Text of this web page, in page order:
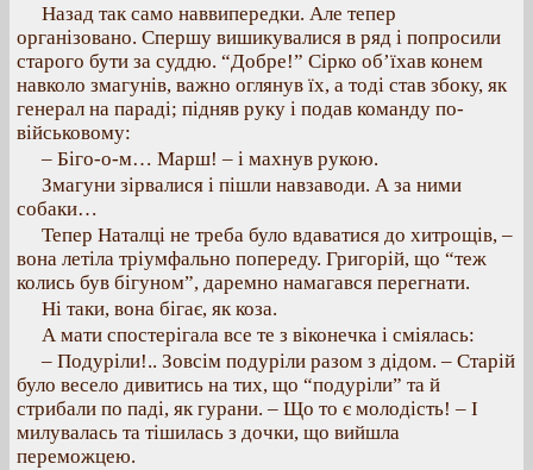
Назад так само наввипередки. Але тепер
організовано. Спершу вишикувалися в ряд і попросили
старого бути за суддю. “Добре!” Сірко об’їхав конем
навколо змагунів, важно оглянув їх, а тоді став збоку, як
генерал на параді; підняв руку і подав команду по-
військовому:
– Біго-о-м… Марш! – і махнув рукою.
Змагуни зірвалися і пішли навзаводи. А за ними
собаки…
Тепер Наталці не треба було вдаватися до хитрощів, –
вона летіла тріумфально попереду. Григорій, що “теж
колись був бігуном”, даремно намагався перегнати.
Ні таки, вона бігає, як коза.
А мати спостерігала все те з віконечка і сміялась:
– Подуріли!.. Зовсім подуріли разом з дідом. – Старій
було весело дивитись на тих, що “подуріли” та й
стрибали по паді, як гурани. – Що то є молодість! – І
милувалась та тішилась з дочки, що вийшла
переможцею.